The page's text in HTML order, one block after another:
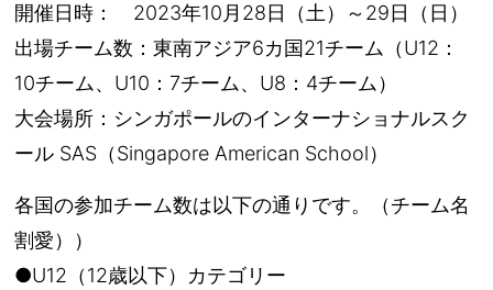
開催日時： 2023年10月28日（土）～29日（日）
出場チーム数：東南アジア6カ国21チーム（U12：
10チーム、U10：7チーム、U8：4チーム）
大会場所：シンガポールのインターナショナルスク
ール SAS（Singapore American School）
各国の参加チーム数は以下の通りです。（チーム名
割愛））
●U12（12歳以下）カテゴリー